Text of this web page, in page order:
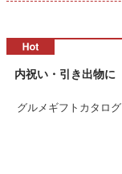
内祝い・引き出物に
グルメギフトカタログ